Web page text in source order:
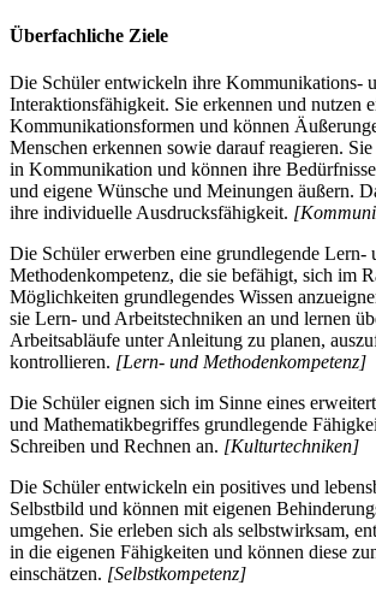
Überfachliche Ziele
Die Schüler entwickeln ihre Kommunikations-
Interaktionsfähigkeit. Sie erkennen und nutzen
Kommunikationsformen und können
Menschen erkennen sowie darauf reagieren.
in Kommunikation und können ihre
und eigene Wünsche und Meinungen äußern.
ihre individuelle Ausdrucksfähigkeit.
Die Schüler erwerben eine grundlegende Lern-
Methodenkompetenz, die sie befähigt, sich im
Möglichkeiten grundlegendes Wissen
sie Lern- und Arbeitstechniken an und lernen
Arbeitsabläufe unter Anleitung zu planen,
kontrollieren. [Lern- und Methodenkompetenz]
Die Schüler eignen sich im Sinne eines
und Mathematikbegriffes grundlegende
Schreiben und Rechnen an. [Kulturtechniken]
Die Schüler entwickeln ein positives und
Selbstbild und können mit eigenen
umgehen. Sie erleben sich als selbstwirksam,
in die eigenen Fähigkeiten und können diese
einschätzen. [Selbstkompetenz]